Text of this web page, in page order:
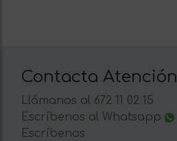
Contacta
Llámanos al 672 11 02 15
Escríbenos al Whatsapp
Escríbenos